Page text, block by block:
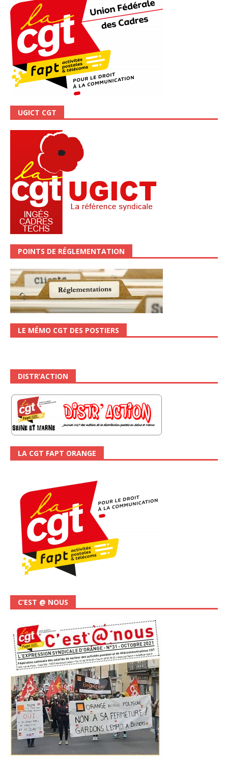
UGICT CGT
POINTS DE RÉGLEMENTATION
LE MÉMO CGT DES POSTIERS
DISTR’ACTION
LA CGT FAPT ORANGE
C’EST @ NOUS